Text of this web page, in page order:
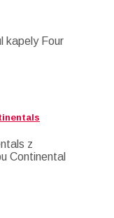
kapely Four
z
Continental